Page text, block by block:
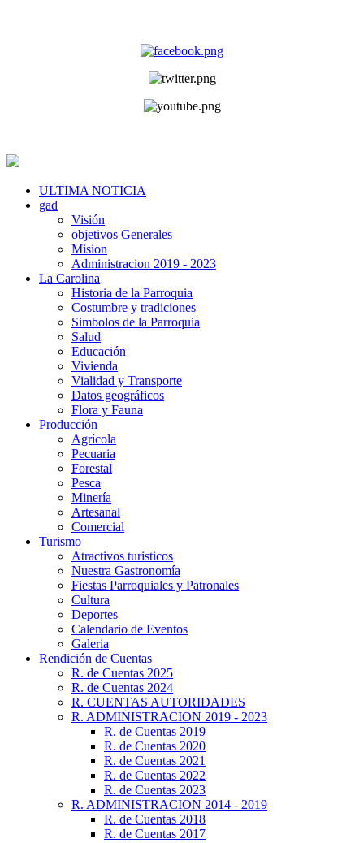
ULTIMA NOTICIA
gad
Visión
objetivos Generales
Mision
Administracion 2019 - 2023
La Carolina
Historia de la Parroquia
Costumbre y tradiciones
Simbolos de la Parroquia
Salud
Educación
Vivienda
Vialidad y Transporte
Datos geográficos
Flora y Fauna
Producción
Agrícola
Pecuaria
Forestal
Pesca
Minería
Artesanal
Comercial
Turismo
Atractivos turisticos
Nuestra Gastronomía
Fiestas Parroquiales y Patronales
Cultura
Deportes
Calendario de Eventos
Galeria
Rendición de Cuentas
R. de Cuentas 2025
R. de Cuentas 2024
R. CUENTAS AUTORIDADES
R. ADMINISTRACION 2019 - 2023
R. de Cuentas 2019
R. de Cuentas 2020
R. de Cuentas 2021
R. de Cuentas 2022
R. de Cuentas 2023
R. ADMINISTRACION 2014 - 2019
R. de Cuentas 2018
R. de Cuentas 2017